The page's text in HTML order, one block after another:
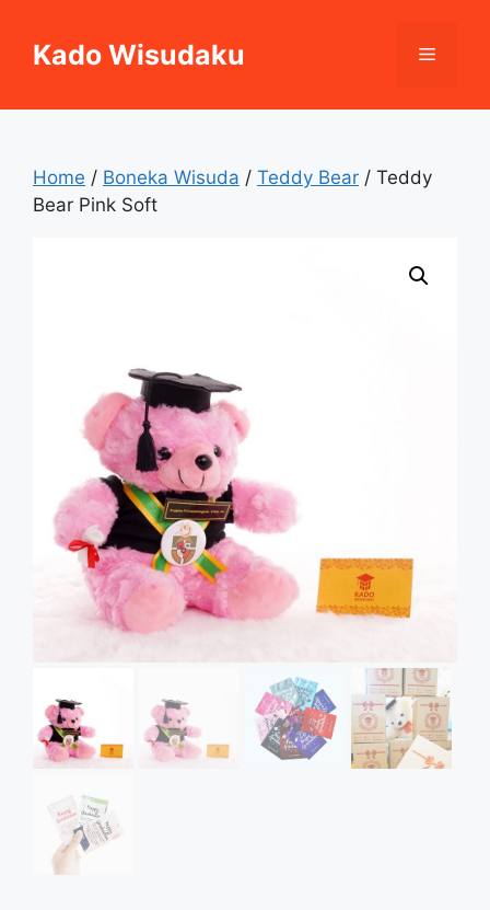
contentKado Wisudaku Menu
Home / Boneka Wisuda / Teddy Bear / Teddy
Bear Pink Soft